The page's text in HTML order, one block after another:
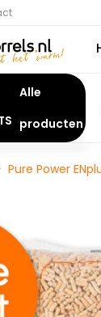
Pure Power